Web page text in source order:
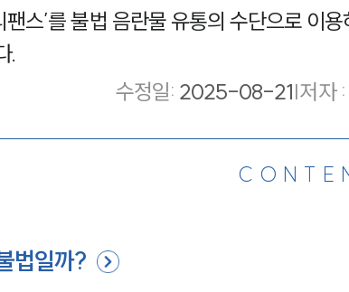
스’를 불법 음란물 유통의 수단으로 이용
.
수정일: 2025-08-21|저자 :
법일까?